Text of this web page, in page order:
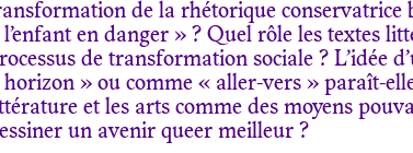
de la rhétorique conservatrice
en danger » ? Quel rôle les textes
de transformation sociale ? L’idée
horizon » ou comme « aller-vers » paraît-
et les arts comme des moyens
un avenir queer meilleur ?